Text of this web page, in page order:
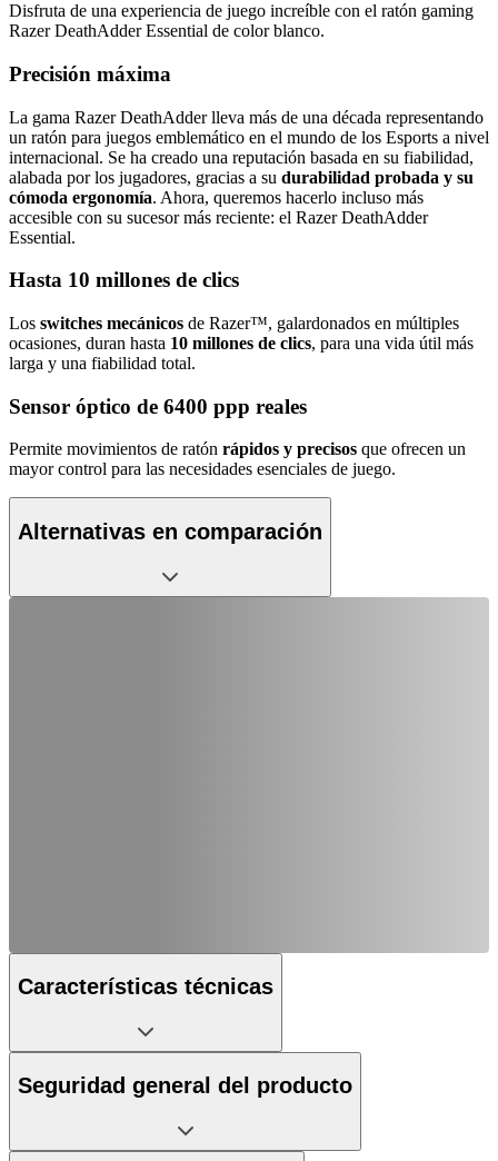
Disfruta de una experiencia de juego increíble con el ratón gaming
Razer DeathAdder Essential de color blanco.
Precisión máxima
La gama Razer DeathAdder lleva más de una década representando
un ratón para juegos emblemático en el mundo de los Esports a nivel
internacional. Se ha creado una reputación basada en su fiabilidad,
alabada por los jugadores, gracias a su durabilidad probada y su
cómoda ergonomía. Ahora, queremos hacerlo incluso más
accesible con su sucesor más reciente: el Razer DeathAdder
Essential.
Hasta 10 millones de clics
Los switches mecánicos de Razer™, galardonados en múltiples
ocasiones, duran hasta 10 millones de clics, para una vida útil más
larga y una fiabilidad total.
Sensor óptico de 6400 ppp reales
Permite movimientos de ratón rápidos y precisos que ofrecen un
mayor control para las necesidades esenciales de juego.
Alternativas en comparación
Características técnicas
Seguridad general del producto